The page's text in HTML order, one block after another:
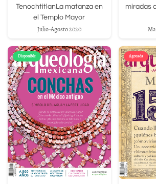
TenochtitlanLa matanza en
el Templo Mayor
Julio-Agosto 2020
miradas
Disponible Agotada